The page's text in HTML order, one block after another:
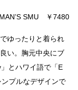
SMU ￥7480
ゆったりと着られ
い。胸元中央にブ
とハワイ語で「E
プルなデザインで